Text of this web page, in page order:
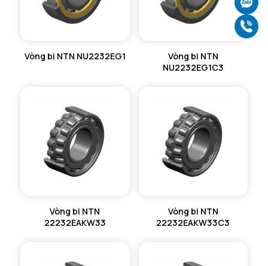
Vòng bi NTN NU2232EG1
Vòng bi NTN
NU2232EG1C3
Vòng bi NTN
22232EAKW33
Vòng bi NTN
22232EAKW33C3